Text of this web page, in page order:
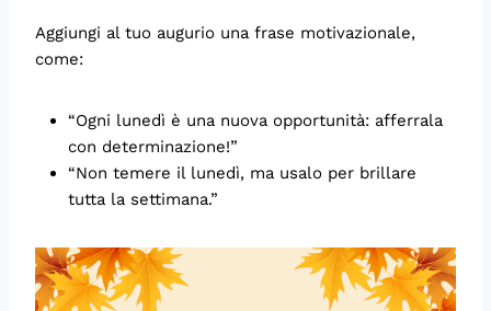
Aggiungi al tuo augurio una frase motivazionale,
come:
“Ogni lunedì è una nuova opportunità: afferrala
con determinazione!”
“Non temere il lunedì, ma usalo per brillare
tutta la settimana.”